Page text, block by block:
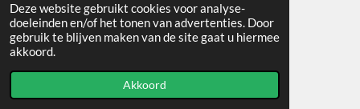
Deze website gebruikt cookies voor analyse-
doeleinden en/of het tonen van advertenties. Door
gebruik te blijven maken van de site gaat u hiermee
akkoord.
Akkoord
Algemene voorwaarden
© 2021 - RC en mineralenshop Het vlinderpad